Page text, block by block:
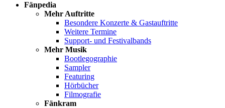
Fänpedia
Mehr Auftritte
Besondere Konzerte & Gastauftritte
Weitere Termine
Support- und Festivalbands
Mehr Musik
Bootlegographie
Sampler
Featuring
Hörbücher
Filmografie
Fänkram